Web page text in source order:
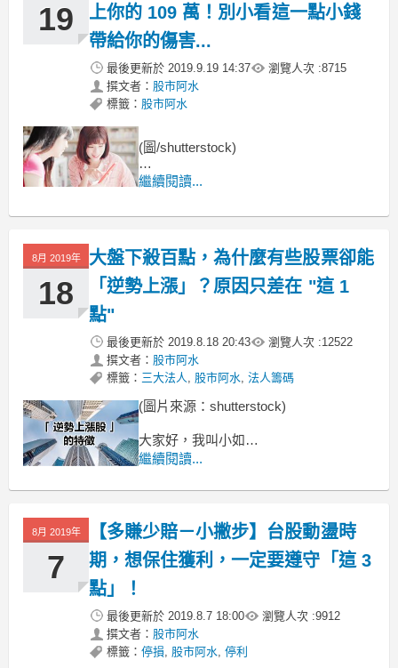
19
上你的 109 萬！別小看這一點小錢
帶給你的傷害...
最後更新於 2019.9.19 14:37 瀏覽人次 :8715
撰文者： 股市阿水
標籤： 股市阿水
(圖/shutterstock)
你明明知道，但是...
最健康的減脂方式就是：少吃多運動
繼續閱讀...
8月 2019年
18
大盤下殺百點，為什麼有些股票卻能
「逆勢上漲」？原因只差在 "這 1
點"
最後更新於 2019.8.18 20:43 瀏覽人次 :12522
撰文者： 股市阿水
標籤： 三大法人, 股市阿水, 法人籌碼
(圖片來源：shutterstock)
大家好，我叫小如
是一名公家機關的約聘人員，
父母親也接近快退休的年紀，
繼續閱讀...
8月 2019年
7
【多賺少賠－小撇步】台股動盪時
期，想保住獲利，一定要遵守「這 3
點」！
最後更新於 2019.8.7 18:00 瀏覽人次 :9912
撰文者： 股市阿水
標籤： 停損, 股市阿水, 停利